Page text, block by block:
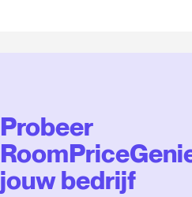
Probeer
jouw bedrijf